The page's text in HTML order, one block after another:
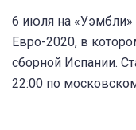
6 июля на «Уэмбли»
Евро-2020, в
сборной Испании.
22:00 по